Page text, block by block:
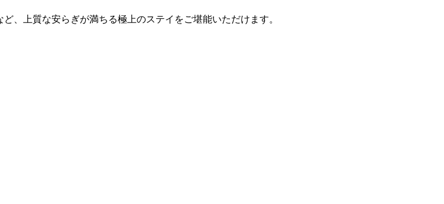
、上質な安らぎが満ちる極上のステイをご堪能いただけます。